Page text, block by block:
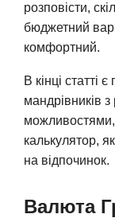
розповісти,
бюджетний
комфортний.
В кінці статті
мандрівників
калькулятор,
на відпочинок.
Валюта